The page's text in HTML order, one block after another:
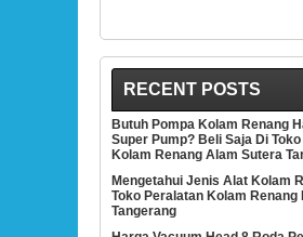
RECENT POSTS
Butuh Pompa Kolam Renang
Super Pump? Beli Saja Di
Kolam Renang Alam Sutera
Mengetahui Jenis Alat Kolam
Toko Peralatan Kolam Renang
Tangerang